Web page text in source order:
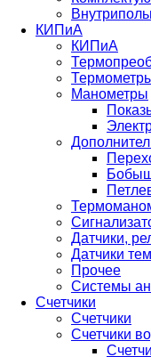
КИПиА
КИПиА
Манометры
Датчики,
Датчики
Прочее
Системы
Счетчики
Счетчики
Счетчики